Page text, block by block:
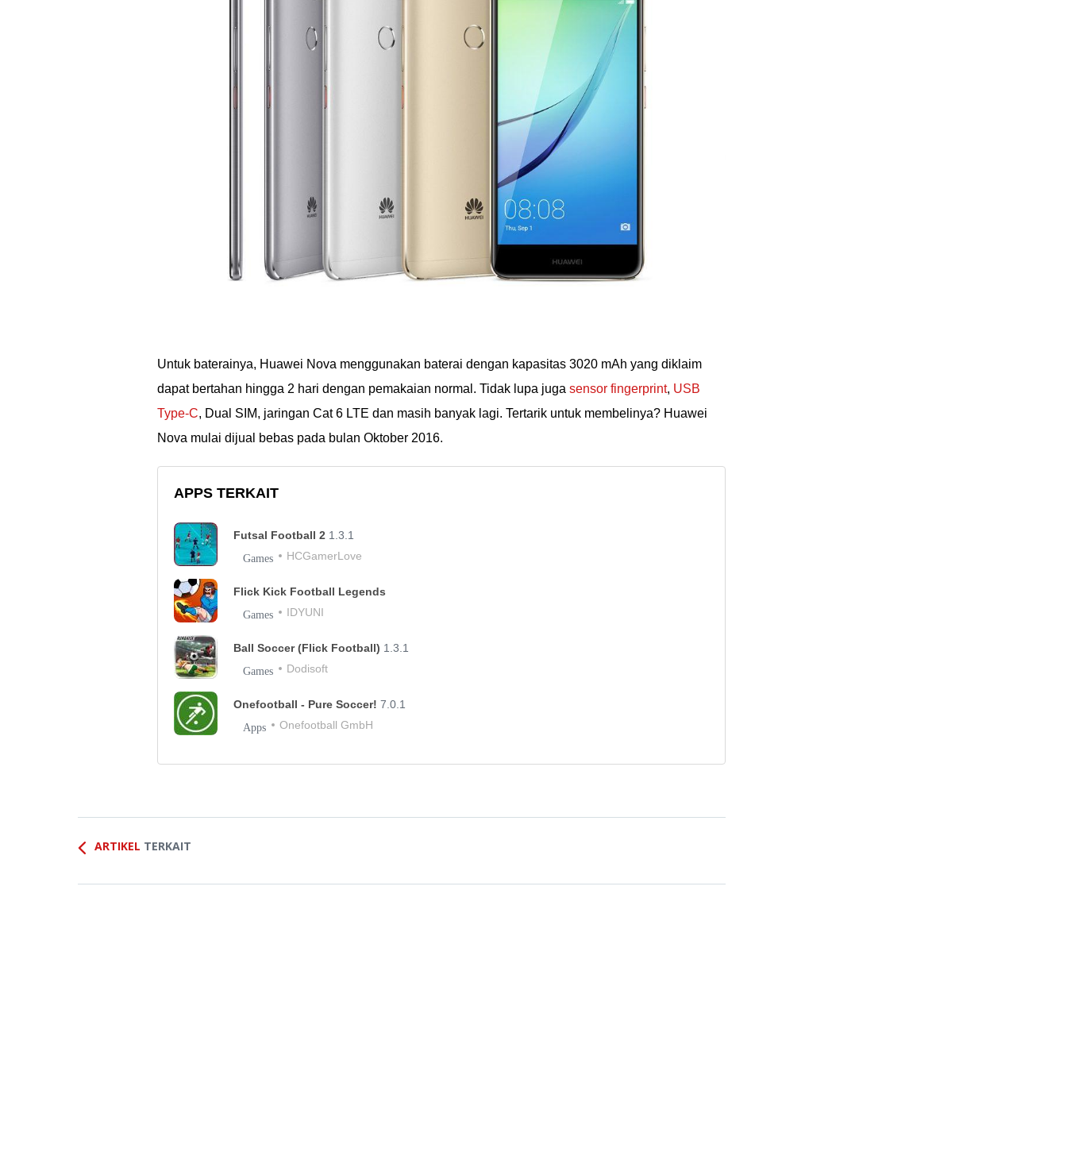
Untuk baterainya, Huawei Nova menggunakan baterai dengan kapasitas 3020 mAh yang diklaim
dapat bertahan hingga 2 hari dengan pemakaian normal. Tidak lupa juga sensor fingerprint, USB
Type-C, Dual SIM, jaringan Cat 6 LTE dan masih banyak lagi. Tertarik untuk membelinya? Huawei
Nova mulai dijual bebas pada bulan Oktober 2016.
APPS TERKAIT
Futsal Football 2 1.3.1
Games HCGamerLove
Flick Kick Football Legends
Games IDYUNI
Ball Soccer (Flick Football) 1.3.1
Games Dodisoft
Onefootball - Pure Soccer! 7.0.1
Apps Onefootball GmbH
ARTIKEL TERKAIT